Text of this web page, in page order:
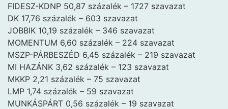
FIDESZ-KDNP 50,87 százalék – 1727 szavazat
DK 17,76 százalék – 603 szavazat
JOBBIK 10,19 százalék – 346 szavazat
MOMENTUM 6,60 százalék – 224 szavazat
MSZP-PÁRBESZÉD 6,45 százalék – 219 szavazat
MI HAZÁNK 3,62 százalék – 123 szavazat
MKKP 2,21 százalék – 75 szavazat
LMP 1,74 százalék – 59 szavazat
MUNKÁSPÁRT 0,56 százalék – 19 szavazat